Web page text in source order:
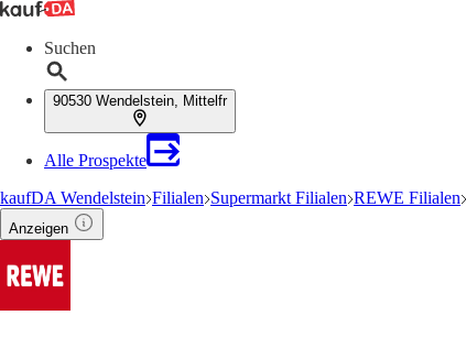
Suchen
90530 Wendelstein, Mittelfr
Alle Prospekte
kaufDA Wendelstein Filialen Supermarkt Filialen REWE Filialen
Anzeigen